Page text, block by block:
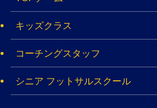
キッズクラス
コーチングスタッフ
シニア フットサルスクール